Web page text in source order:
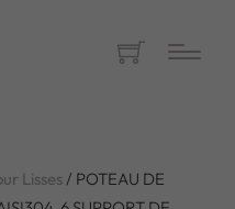
Lisses/ POTEAU DE